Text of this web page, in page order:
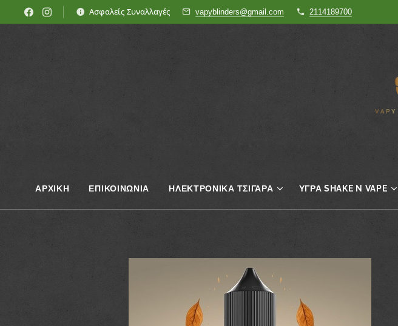
Ασφαλείς Συναλλαγές vapyblinders@gmail.com 2114189700
ΑΡΧΙΚΗ ΕΠΙΚΟΙΝΩΝΊΑ ΗΛΕΚΤΡΟΝΙΚΑ ΤΣΙΓΑΡΑ ΥΓΡΆ SHAKE N VAPE